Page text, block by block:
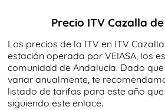
Precio ITV Cazalla
Los precios de la ITV en ITV
estación operada por VEIASA, los
comunidad de Andalucía. Dado
variar anualmente, te
listado de tarifas para este año
siguiendo este enlace.